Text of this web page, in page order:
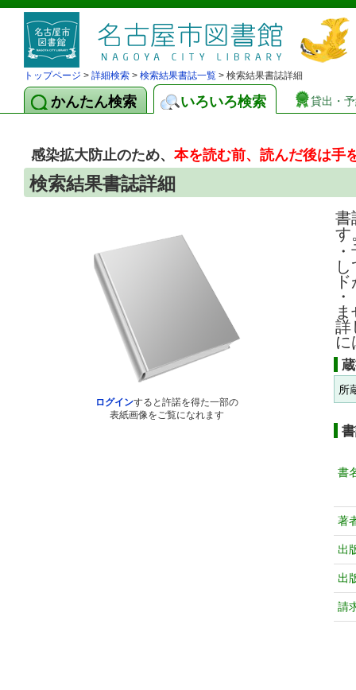
トップページ > 詳細検索 > 検索結果書誌一覧 > 検索結果書誌詳細
かんたん検索 いろいろ検索 貸出・
感染拡大防止のため、本を読む前、読んだ後は手
検索結果書誌詳細
ログインすると許諾を得た一部の
表紙画像をご覧になれます
書
す
詳
に
所
書
著
出
出
請